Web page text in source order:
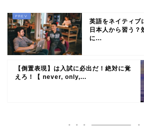
英語をネイティブ
日本人から習う？
に...
【倒置表現】は入試に必出だ！絶対に覚
えろ！【 never, only,...